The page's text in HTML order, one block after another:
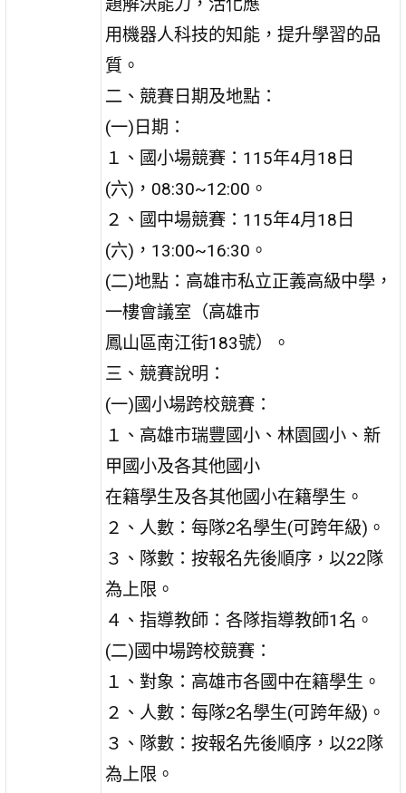
用機器人科技的知能，提升學習的品
質。
二、競賽日期及地點：
(一)日期：
１、國小場競賽：115年4月18日
(六)，08:30~12:00。
２、國中場競賽：115年4月18日
(六)，13:00~16:30。
(二)地點：高雄市私立正義高級中學，
一樓會議室（高雄市
鳳山區南江街183號）。
三、競賽說明：
(一)國小場跨校競賽：
１、高雄市瑞豐國小、林園國小、新
甲國小及各其他國小
在籍學生及各其他國小在籍學生。
２、人數：每隊2名學生(可跨年級)。
３、隊數：按報名先後順序，以22隊
為上限。
４、指導教師：各隊指導教師1名。
(二)國中場跨校競賽：
１、對象：高雄市各國中在籍學生。
２、人數：每隊2名學生(可跨年級)。
３、隊數：按報名先後順序，以22隊
為上限。